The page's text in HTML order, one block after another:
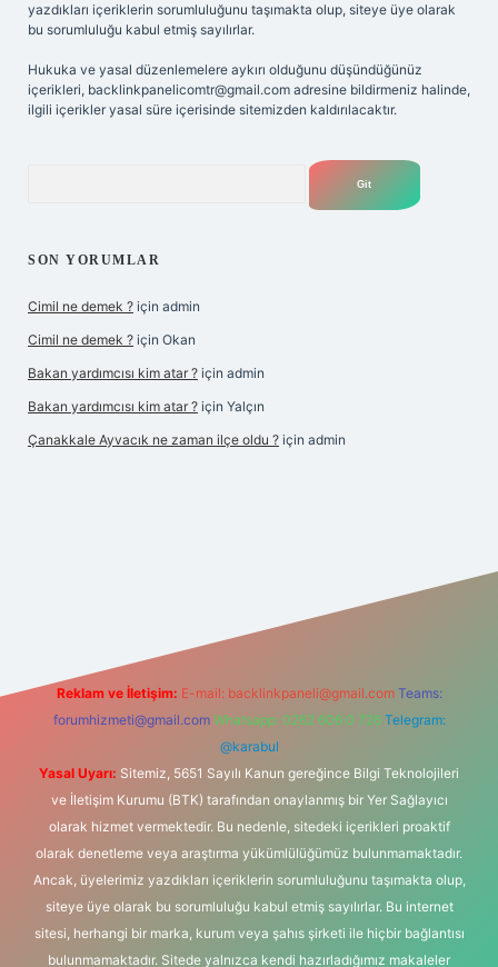
yazdıkları içeriklerin sorumluluğunu taşımakta olup, siteye üye olarak
bu sorumluluğu kabul etmiş sayılırlar.
Hukuka ve yasal düzenlemelere aykırı olduğunu düşündüğünüz
içerikleri, backlinkpanelicomtr@gmail.com adresine bildirmeniz halinde,
ilgili içerikler yasal süre içerisinde sitemizden kaldırılacaktır.
SON YORUMLAR
Cimil ne demek ? için admin
Cimil ne demek ? için Okan
Bakan yardımcısı kim atar ? için admin
Bakan yardımcısı kim atar ? için Yalçın
Çanakkale Ayvacık ne zaman ilçe oldu ? için admin
Reklam ve İletişim: E-mail: backlinkpaneli@gmail.com Teams:
forumhizmeti@gmail.com Whatsapp: 0262 606 0 726 Telegram:
@karabul
Yasal Uyarı: Sitemiz, 5651 Sayılı Kanun gereğince Bilgi Teknolojileri
ve İletişim Kurumu (BTK) tarafından onaylanmış bir Yer Sağlayıcı
olarak hizmet vermektedir. Bu nedenle, sitedeki içerikleri proaktif
olarak denetleme veya araştırma yükümlülüğümüz bulunmamaktadır.
Ancak, üyelerimiz yazdıkları içeriklerin sorumluluğunu taşımakta olup,
siteye üye olarak bu sorumluluğu kabul etmiş sayılırlar. Bu internet
sitesi, herhangi bir marka, kurum veya şahıs şirketi ile hiçbir bağlantısı
bulunmamaktadır. Sitede yalnızca kendi hazırladığımız makaleler